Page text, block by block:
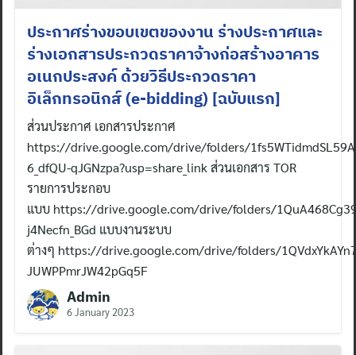
for:
ประกาศร่างขอบเขตของงาน ร่างประกาศและ
ร่างเอกสารประกวดราคาจ้างก่อสร้างอาคาร
อเนกประสงค์ ด้วยวิธีประกวดราคา
อิเล็กทรอนิกส์ (e-bidding) [ฉบับแรก]
ส่วนประกาศ เอกสารประกาศ
https://drive.google.com/drive/folders/
6_dfQU-qJGNzpa?usp=share_link ส่วนเอกสาร TOR
รายการประกอบ
แบบ https://drive.google.com/drive/folders/
j4Necfn_BGd แบบงานระบบ
ต่างๆ https://drive.google.com/drive/folders/
JUWPPmrJW42pGq5F
Admin
6 January 2023